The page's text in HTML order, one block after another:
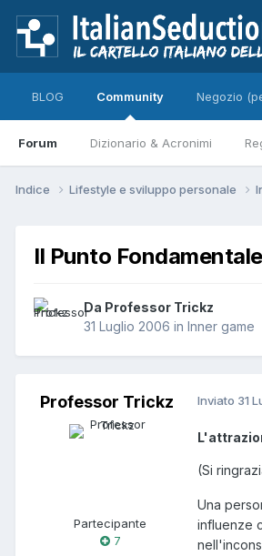
BLOG Community
Forum Dizionario & Acronimi
Negozio
Indice Lifestyle e sviluppo personale
Il Punto
Da Professor Trickz
31 Luglio 2006 in Inner game
Professor Trickz
Partecipante
7
Inviato 31
(Si
Una
influenze